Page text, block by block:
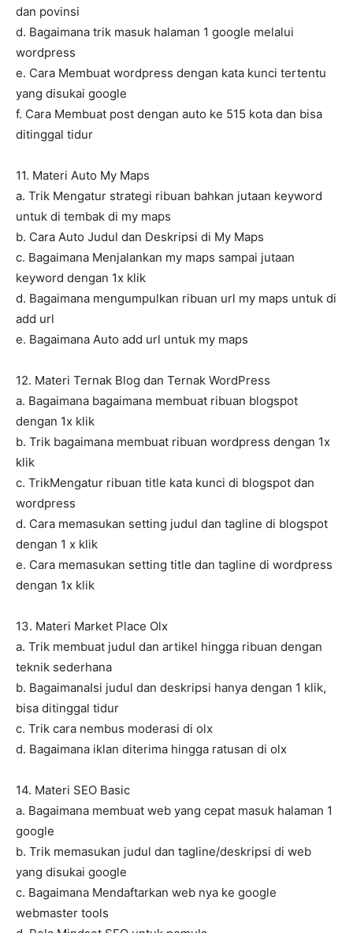
dan povinsi
d. Bagaimana trik masuk halaman 1 google melalui
wordpress
e. Cara Membuat wordpress dengan kata kunci tertentu
yang disukai google
f. Cara Membuat post dengan auto ke 515 kota dan bisa
ditinggal tidur
11. Materi Auto My Maps
a. Trik Mengatur strategi ribuan bahkan jutaan keyword
untuk di tembak di my maps
b. Cara Auto Judul dan Deskripsi di My Maps
c. Bagaimana Menjalankan my maps sampai jutaan
keyword dengan 1x klik
d. Bagaimana mengumpulkan ribuan url my maps untuk di
add url
e. Bagaimana Auto add url untuk my maps
12. Materi Ternak Blog dan Ternak WordPress
a. Bagaimana bagaimana membuat ribuan blogspot
dengan 1x klik
b. Trik bagaimana membuat ribuan wordpress dengan 1x
klik
c. TrikMengatur ribuan title kata kunci di blogspot dan
wordpress
d. Cara memasukan setting judul dan tagline di blogspot
dengan 1 x klik
e. Cara memasukan setting title dan tagline di wordpress
dengan 1x klik
13. Materi Market Place Olx
a. Trik membuat judul dan artikel hingga ribuan dengan
teknik sederhana
b. BagaimanaIsi judul dan deskripsi hanya dengan 1 klik,
bisa ditinggal tidur
c. Trik cara nembus moderasi di olx
d. Bagaimana iklan diterima hingga ratusan di olx
14. Materi SEO Basic
a. Bagaimana membuat web yang cepat masuk halaman 1
google
b. Trik memasukan judul dan tagline/deskripsi di web
yang disukai google
c. Bagaimana Mendaftarkan web nya ke google
webmaster tools